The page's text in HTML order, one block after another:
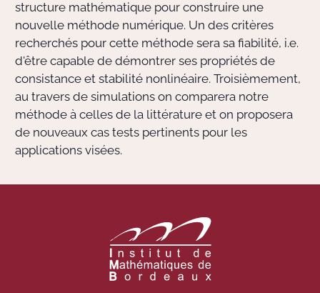
structure mathématique pour construire une
nouvelle méthode numérique. Un des critères
recherchés pour cette méthode sera sa fiabilité, i.e.
d'être capable de démontrer ses propriétés de
consistance et stabilité nonlinéaire. Troisièmement,
au travers de simulations on comparera notre
méthode à celles de la littérature et on proposera
de nouveaux cas tests pertinents pour les
applications visées.